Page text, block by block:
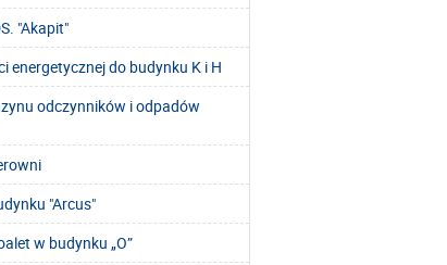
"Akapit"
energetycznej do budynku K i H
odczynników i odpadów
"Arcus"
w budynku „O”